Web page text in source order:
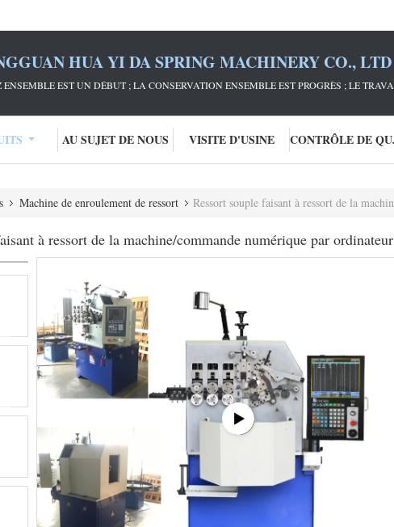
HUA YI DA SPRING MACHINERY CO., LTD
ENSEMBLE EST UN DÉBUT ; LA CONSERVATION ENSEMBLE EST PROGRÈS ; LE
AU SUJET DE NOUS VISITE D'USINE
Machine de enroulement de ressort Ressort souple faisant à ressort de la machine/
à ressort de la machine/commande numérique par